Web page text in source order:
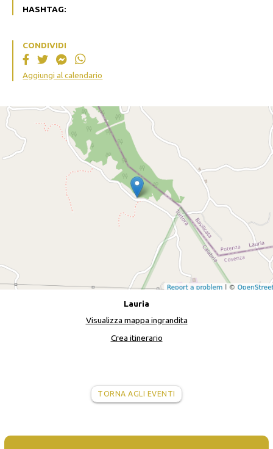
HASHTAG:
CONDIVIDI
Aggiungi al calendario
Lauria
Visualizza mappa ingrandita
Crea itinerario
TORNA AGLI EVENTI